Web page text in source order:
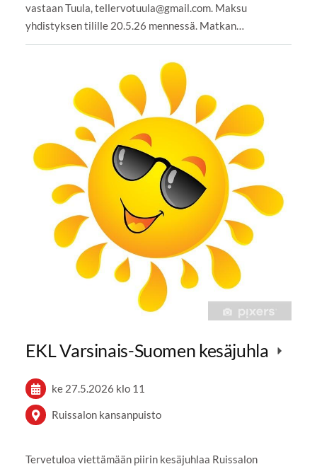
vastaan Tuula, tellervotuula@gmail.com. Maksu
yhdistyksen tilille 20.5.26 mennessä. Matkan…
EKL Varsinais-Suomen kesäjuhla
ke 27.5.2026 klo 11
Ruissalon kansanpuisto
Tervetuloa viettämään piirin kesäjuhlaa Ruissalon